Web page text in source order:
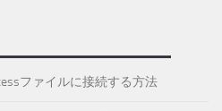
ファイルに接続する方法